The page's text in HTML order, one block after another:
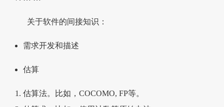
关于软件的间接知识：
需求开发和描述
估算
估算法。比如，COCOMO, FP等。